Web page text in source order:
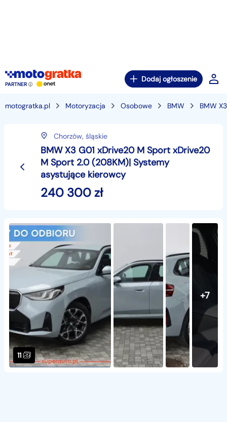
PARTNER
Dodaj ogłoszenie
motogratka.pl Motoryzacja Osobowe BMW BMW X3
Chorzów, śląskie
BMW X3 G01 xDrive20 M Sport xDrive20
M Sport 2.0 (208KM)| Systemy
asystujące kierowcy
240 300zł
11
+7